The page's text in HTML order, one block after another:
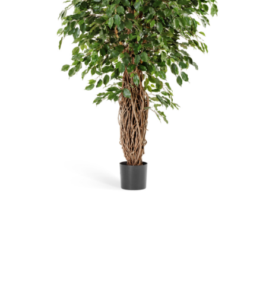
Прайс-листы и каталоги